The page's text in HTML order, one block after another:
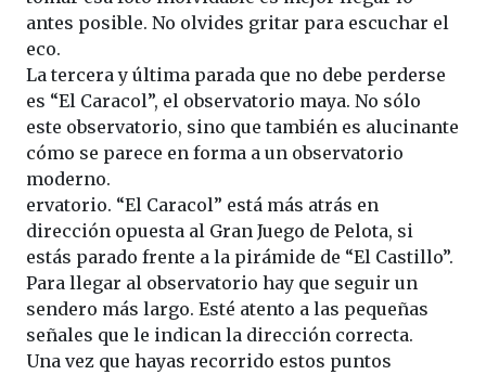
antes posible. No olvides gritar para escuchar el
eco.
La tercera y última parada que no debe perderse
es “El Caracol”, el observatorio maya. No sólo
este observatorio, sino que también es alucinante
cómo se parece en forma a un observatorio
moderno.
ervatorio. “El Caracol” está más atrás en
dirección opuesta al Gran Juego de Pelota, si
estás parado frente a la pirámide de “El Castillo”.
Para llegar al observatorio hay que seguir un
sendero más largo. Esté atento a las pequeñas
señales que le indican la dirección correcta.
Una vez que hayas recorrido estos puntos